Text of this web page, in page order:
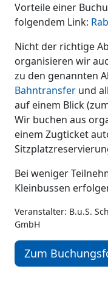
Vorteile einer
folgendem Link:
Nicht der richtige
organisieren wir
zu den genannten
Bahntransfer und
auf einem Blick
Wir buchen aus
einem Zugticket
Bei weniger
Kleinbussen
Veranstalter: B.u.S.
GmbH
Zum